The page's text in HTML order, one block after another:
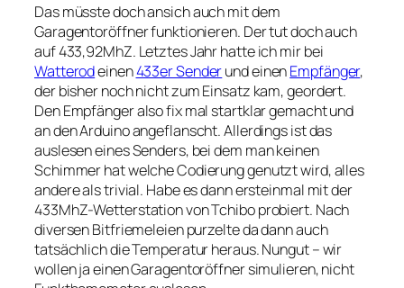
Das müsste doch ansich auch mit dem
Garagentoröffner funktionieren. Der tut doch auch
auf 433,92MhZ. Letztes Jahr hatte ich mir bei
Watterodeinen433er Senderund einenEmpfänger,
der bisher noch nicht zum Einsatz kam, geordert.
Den Empfänger also fix mal startklar gemacht und
an den Arduino angeflanscht. Allerdings ist das
auslesen eines Senders, bei dem man keinen
Schimmer hat welche Codierung genutzt wird, alles
andere als trivial. Habe es dann ersteinmal mit der
433MhZ-Wetterstation von Tchibo probiert. Nach
diversen Bitfriemeleien purzelte da dann auch
tatsächlich die Temperatur heraus. Nungut – wir
wollen ja einen Garagentoröffner simulieren, nicht